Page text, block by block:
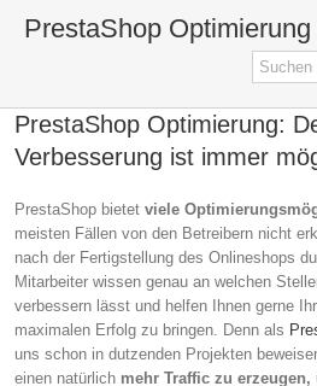
PrestaShop Optimierung
PrestaShop Optimierung:
Verbesserung ist immer
PrestaShop bietet viele
meisten Fällen von den Betreibern nicht
nach der Fertigstellung des Onlineshops
Mitarbeiter wissen genau an welchen
verbessern lässt und helfen Ihnen gerne
maximalen Erfolg zu bringen. Denn als
uns schon in dutzenden Projekten
einen natürlich mehr Traffic zu erzeugen,